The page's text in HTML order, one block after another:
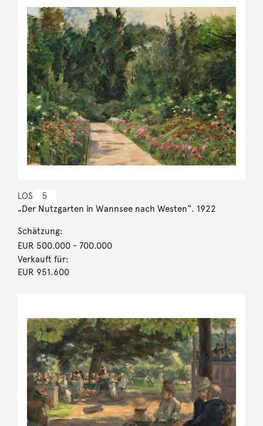
LOS 5
„Der Nutzgarten in Wannsee nach Westen“. 1922
Schätzung:
EUR 500.000- 700.000
Verkauft für:
EUR 951.600